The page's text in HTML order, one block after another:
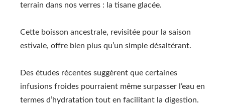
terrain dans nos verres : la tisane glacée.
Cette boisson ancestrale, revisitée pour la saison
estivale, offre bien plus qu’un simple désaltérant.
Des études récentes suggèrent que certaines
infusions froides pourraient même surpasser l’eau en
termes d’hydratation tout en facilitant la digestion.